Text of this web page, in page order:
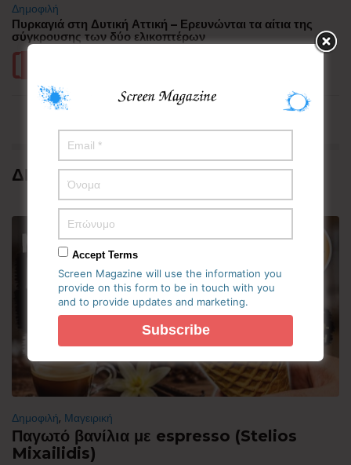
Δημοφιλή
Πυρκαγιά στη Δυτική Αττική – Ερευνώνται τα αίτια της
σύγκρουσης των δύο ελικοπτέρων
ΔΗΜΟΦΙΛΗ
Δημοφιλή, Μαγειρική
Παγωτό βανίλια με espresso (Stelios
Mixailidis)
Accept Terms
Screen Magazine will use the information you
provide on this form to be in touch with you
and to provide updates and marketing.